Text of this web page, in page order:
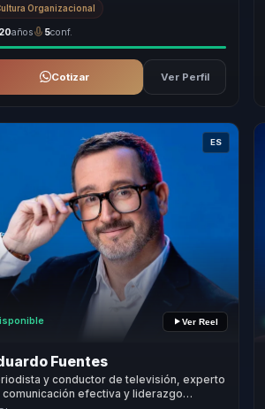
Organizacional
20años 5conf.
Cotizar Ver Perfil
ES
Ver Reel
Fuentes
y conductor de televisión, experto
comunicación efectiva y liderazgo